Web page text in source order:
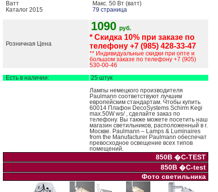
Ватт
Макс. 50 Вт (ватт)
Каталог 2015
79 страница
Розничная Цена
1090 руб.
* Скидка 10% при заказе по
телефону +7 (985) 428-33-47
** Индивидуальные скидки при опте и
большом заказе по телефону +7 (905)
530-00-46
Есть в наличии: 25 штук
Лампы немецкого производителя
Paulmann соответствуют лучшим
европейским стандартам. Чтобы купить
60014 Плафон DecoSystems Schirm Kegi
max.50W ws/ , сделайте заказ по
телефону. Вы также можете посетить наш
магазин светильников, расположенный в г.
Москве. Paulmann – Lamps & Luminaires
from the Manufacturer Paulmann обеспечат
превосходное освещение всех типов
помещений.
850В �C-TEST
850В �C-test
Фото светильника